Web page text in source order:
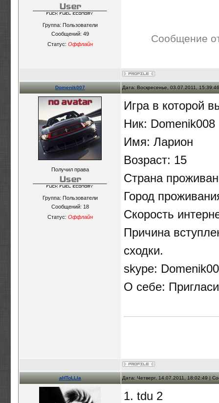
Группа: Пользователи
Сообщений: 49
Статус: Оффлайн Сообщение
Domenik007 Дата: Воскресенье, 03.07.2011,
Получил права
Группа: Пользователи
Сообщений: 18
Статус: Оффлайн
Игра в которой
Ник: Domenik008
Имя: Ларион
Возраст: 15
Страна
Город
Скорость
Причина
сходки.
skype:
О себе:
aHToLLIa Дата: Четверг, 14.07.2011, 18:02:49 |
1. tdu 2